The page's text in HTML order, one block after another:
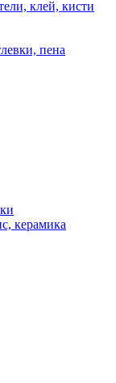
клей, кисти
пена
керамика